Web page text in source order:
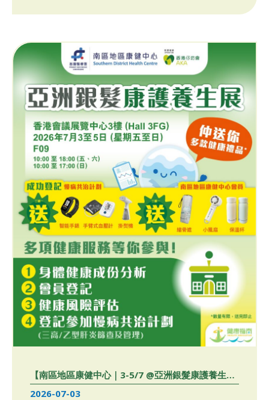
【南區地區康健中心｜3-5/7 @亞洲銀髮康護養生
展】
2026-07-03